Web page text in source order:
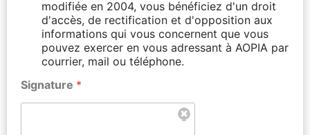
modifiée en 2004, vous bénéficiez d'un droit
d'accès, de rectification et d'opposition aux
informations qui vous concernent que vous
pouvez exercer en vous adressant à AOPIA par
courrier, mail ou téléphone.
Signature *